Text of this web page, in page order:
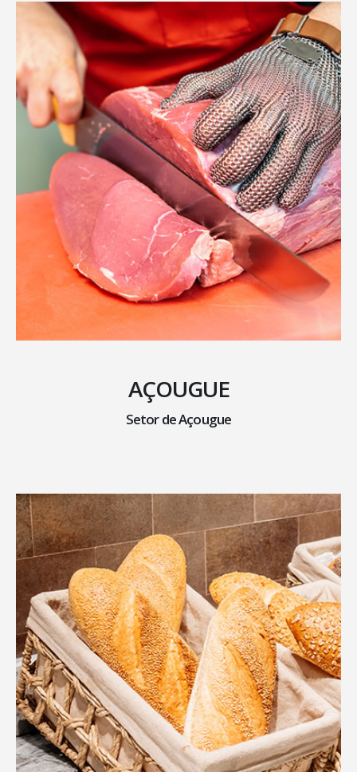
AÇOUGUE
Setor de Açougue